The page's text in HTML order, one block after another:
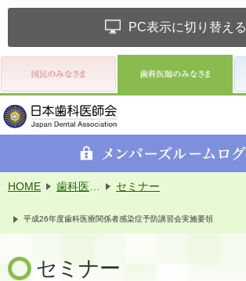
PC表示に切り替える
HOME セミナー
平成26年度歯科医療関係者感染症予防講習会実施要領
セミナー